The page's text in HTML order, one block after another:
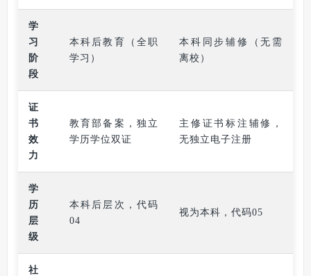
学
习
阶
段
本科后教育（全职
学习）
本科同步辅修（无需
离校）
证
书
效
力
教育部备案，独立
学历学位双证
主修证书标注辅修，
无独立电子注册
学
历
层
级
本科后层次，代码
04
视为本科，代码05
社